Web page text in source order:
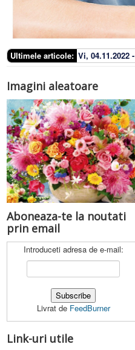
Ultimele articole: Vi, 04.11.2022 -
Imagini aleatoare
Aboneaza-te la noutati
prin email
Introduceti adresa de e-mail:
Livrat de FeedBurner
Link-uri utile